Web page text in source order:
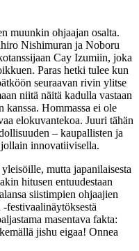
muunkin ohjaajan osalta.
Nishimuran ja Noboru
Cay Izumiin, joka
Paras hetki tulee kun
seuraavan rivin ylitse
niitä näitä kadulla vastaan
Hommassa ei ole
elokuvantekoa. Juuri tähän
– kaupallisten ja
innovatiivisella.
mutta japanilaisesta
hitusen entuudestaan
siistimpien ohjaajien
masentava fakta:
jishu eigaa! Onnea